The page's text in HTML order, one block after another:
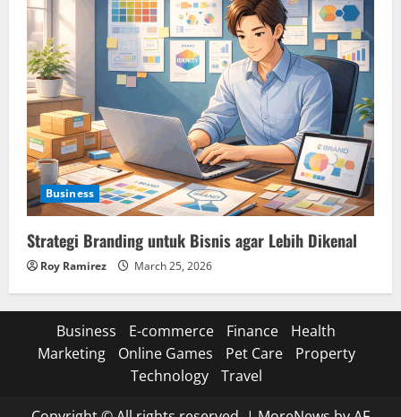
Business
Strategi Branding untuk Bisnis agar Lebih Dikenal
Roy Ramirez March 25, 2026
Business E-commerce Finance
Health
Marketing
Online Games Pet Care
Property
Technology
Travel